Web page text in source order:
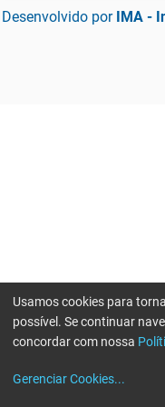
Desenvolvido por IMA -
Usamos cookies para
possível. Se continuar
concordar com nossa
Gerenciar Cookies...
Erro ao enviar